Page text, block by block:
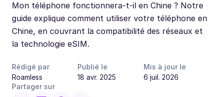
Mon téléphone fonctionnera-t-il en Chine ? Notre
guide explique comment utiliser votre téléphone en
Chine, en couvrant la compatibilité des réseaux et
la technologie eSIM.
Rédigé par
Roamless
Publié le
18 avr. 2025
Mis à jour le
6 juil. 2026
Partager sur